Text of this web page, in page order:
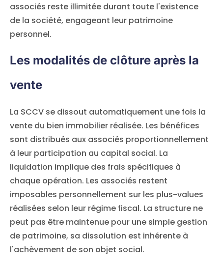
associés reste illimitée durant toute l'existence
de la société, engageant leur patrimoine
personnel.
Les modalités de clôture après la
vente
La SCCV se dissout automatiquement une fois la
vente du bien immobilier réalisée. Les bénéfices
sont distribués aux associés proportionnellement
à leur participation au capital social. La
liquidation implique des frais spécifiques à
chaque opération. Les associés restent
imposables personnellement sur les plus-values
réalisées selon leur régime fiscal. La structure ne
peut pas être maintenue pour une simple gestion
de patrimoine, sa dissolution est inhérente à
l'achèvement de son objet social.